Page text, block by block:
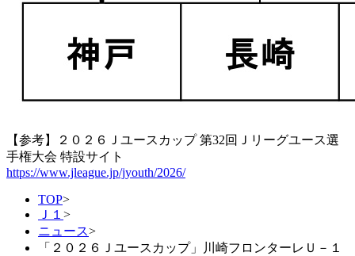
【参考】２０２６Ｊユースカップ 第32回Ｊリーグユース選
手権大会 特設サイト
https://www.jleague.jp/jyouth/2026/
TOP>
Ｊ１ >
ニュース>
「２０２６Ｊユースカップ」川崎フロンターレＵ－１